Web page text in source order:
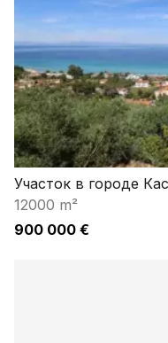
Участок в городе
12000 m²
900 000 €